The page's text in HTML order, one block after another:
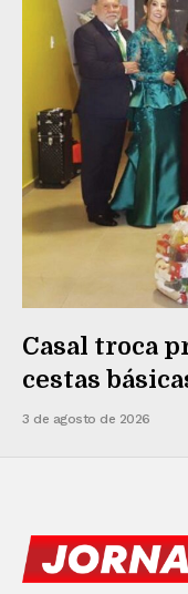
Casal troca
cestas
3 de agosto de 2026